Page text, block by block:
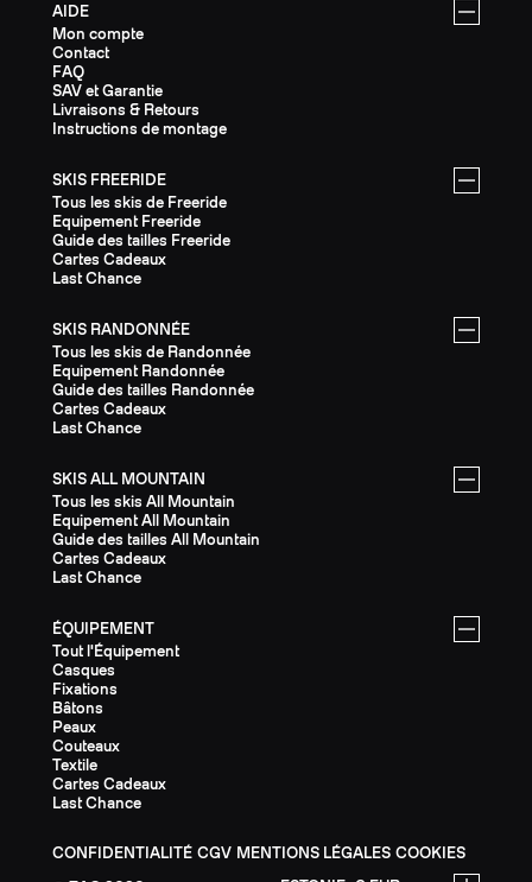
AIDE
Mon compte
Contact
FAQ
SAV et Garantie
Livraisons & Retours
Instructions de montage
SKIS FREERIDE
Tous les skis de Freeride
Equipement Freeride
Guide des tailles Freeride
Cartes Cadeaux
Last Chance
SKIS RANDONNÉE
Tous les skis de Randonnée
Equipement Randonnée
Guide des tailles Randonnée
Cartes Cadeaux
Last Chance
SKIS ALL MOUNTAIN
Tous les skis All Mountain
Equipement All Mountain
Guide des tailles All Mountain
Cartes Cadeaux
Last Chance
ÉQUIPEMENT
Tout l'Équipement
Casques
Fixations
Bâtons
Peaux
Couteaux
Textile
Cartes Cadeaux
Last Chance
CONFIDENTIALITÉ CGV MENTIONS LÉGALES COOKIES